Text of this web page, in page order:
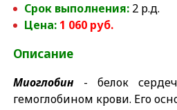
Срок выполнения: 2 р.д.
Цена: 1 060 руб.
Описание
Миоглобин- белок
гемоглобином крови. Его